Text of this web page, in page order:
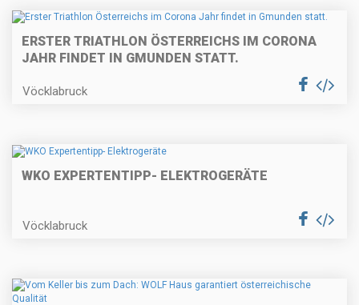
ERSTER TRIATHLON ÖSTERREICHS IM CORONA
JAHR FINDET IN GMUNDEN STATT.
Vöcklabruck
WKO EXPERTENTIPP- ELEKTROGERÄTE
Vöcklabruck